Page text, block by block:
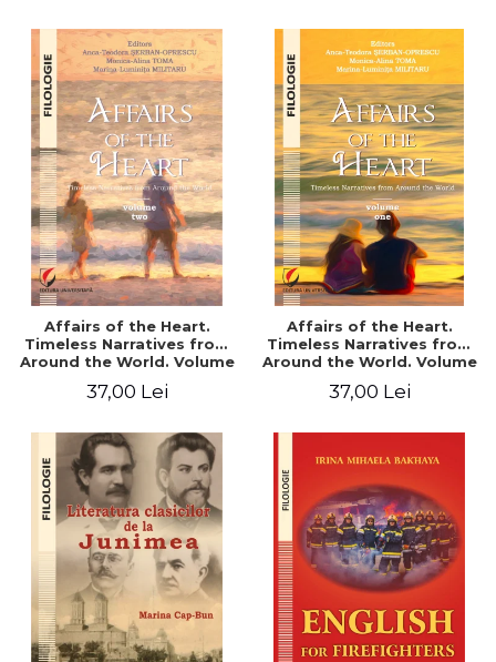
Affairs of the Heart.
Timeless Narratives from
Around the World. Volume
37,00 Lei
Affairs of the Heart.
Timeless Narratives from
Around the World. Volume
37,00 Lei